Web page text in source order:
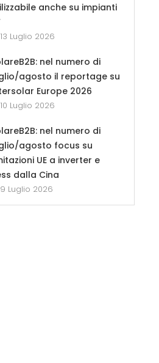
anche su impianti
13 Luglio 2026
nel numero di
agosto il reportage su
Europe 2026
10 Luglio 2026
nel numero di
agosto focus su
UE a inverter e
dalla Cina
9 Luglio 2026